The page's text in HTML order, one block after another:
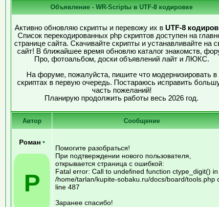
Объявление - WR-Scriptы в UTF-8 кодировке
Активно обновляю скрипты и перевожу их в UTF-8
Список перекодированных php скриптов доступен на
странице сайта. Скачивайте скрипты и устанавливайте на
сайт! В ближайшее время обновлю каталог знакомств,
Про, фотоальбом, доски объявлений лайт и ЛЮКС.
На форуме, пожалуйста, пишите что модернизировать в
скриптах в первую очередь. Постараюсь исправить
часть пожеланий!
Планирую продолжить работы весь 2026 год.
Автор Сообщение
Роман •
Р
Помогите разобраться!
При подтверждении нового пользователя,
открывается страница с ошибкой:
Fatal error: Call to undefined function ctype_digit() in
/home/tarlan/kupite-sobaku.ru/docs/board/tools.php
line 487
Заранее спасибо!